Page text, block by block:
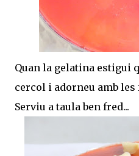
Quan la gelatina estigui
cercol i adorneu amb
Serviu a taula ben fred...